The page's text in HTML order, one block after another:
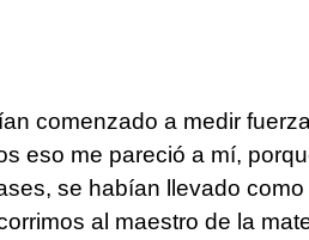
comenzado a medir
eso me pareció a mí,
se habían llevado
al maestro de la